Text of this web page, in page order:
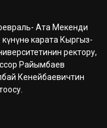
Ата Мекенди
күнүнө карата Кыргыз-
ректору,
Райымбаев
Кенейбаевичтин